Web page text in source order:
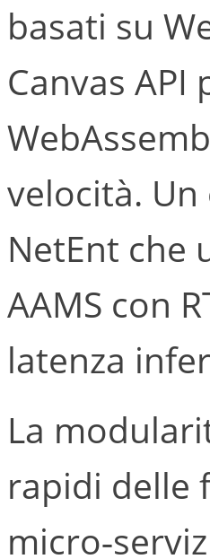
basati su
Canvas
velocità.
NetEnt che
AAMS con
latenza
La
rapidi delle